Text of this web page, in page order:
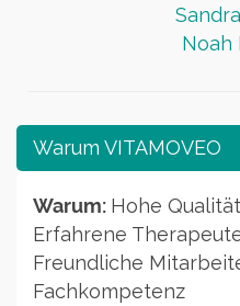
Noah
Warum VITAMOVEO
Warum: Hohe Qualität
Erfahrene
Freundliche
Fachkompetenz